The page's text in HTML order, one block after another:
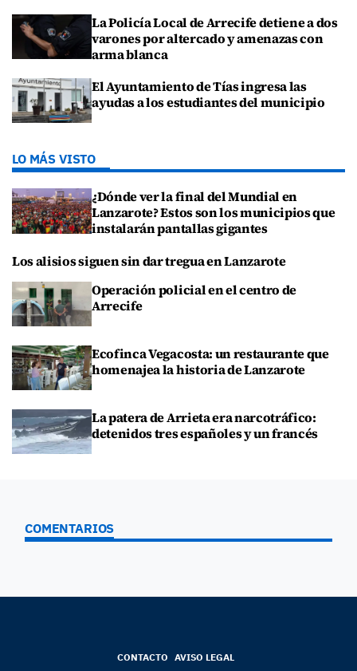
La Policía Local de Arrecife detiene a dos
varones por altercado y amenazas con
arma blanca
El Ayuntamiento de Tías ingresa las
ayudas a los estudiantes del municipio
LO MÁS VISTO
¿Dónde ver la final del Mundial en
Lanzarote? Estos son los municipios que
instalarán pantallas gigantes
Los alisios siguen sin dar tregua en Lanzarote
Operación policial en el centro de
Arrecife
Ecofinca Vegacosta: un restaurante que
homenajea la historia de Lanzarote
La patera de Arrieta era narcotráfico:
detenidos tres españoles y un francés
COMENTARIOS
CONTACTO AVISO LEGAL